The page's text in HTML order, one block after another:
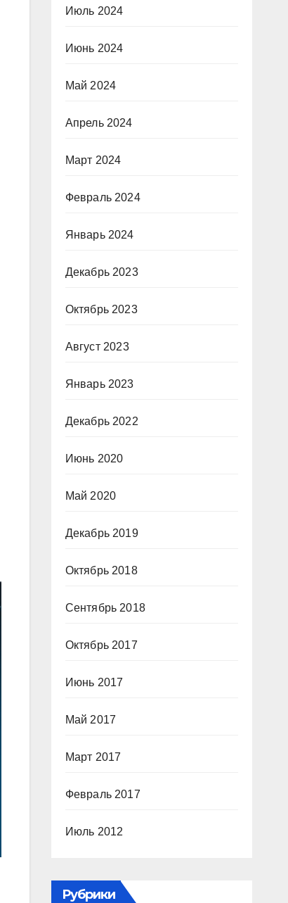
Июль 2024
Июнь 2024
Май 2024
Апрель 2024
Март 2024
Февраль 2024
Январь 2024
Декабрь 2023
Октябрь 2023
Август 2023
Январь 2023
Декабрь 2022
Июнь 2020
Май 2020
Декабрь 2019
Октябрь 2018
Сентябрь 2018
Октябрь 2017
Июнь 2017
Май 2017
Март 2017
Февраль 2017
Июль 2012
Рубрики